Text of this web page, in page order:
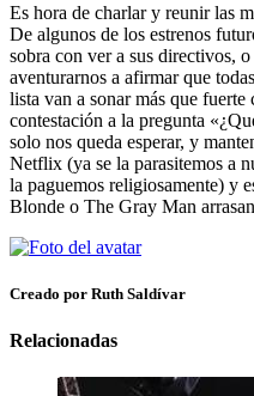
Es hora de charlar y reunir las
De algunos de los estrenos
sobra con ver a sus directivos, o
aventurarnos a afirmar que
lista van a sonar más que
contestación a la pregunta
solo nos queda esperar, y
Netflix (ya se la parasitemos a
la paguemos religiosamente) y
Blonde o The Gray Man
Creado por Ruth Saldívar
Relacionadas